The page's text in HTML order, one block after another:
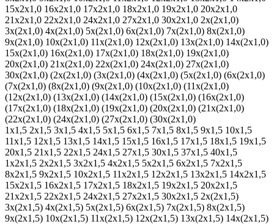
15х2х1,0 16х2х1,0 17х2х1,0 18х2х1,0 19х2х1,0 20х2х1,0
21х2х1,0 22х2х1,0 24х2х1,0 27х2х1,0 30х2х1,0 2х(2х1,0)
3х(2х1,0) 4х(2х1,0) 5х(2х1,0) 6х(2х1,0) 7х(2х1,0) 8х(2х1,0)
9х(2х1,0) 10х(2х1,0) 11х(2х1,0) 12х(2х1,0) 13х(2х1,0) 14х(2х1,0)
15х(2х1,0) 16х(2х1,0) 17х(2х1,0) 18х(2х1,0) 19х(2х1,0)
20х(2х1,0) 21х(2х1,0) 22х(2х1,0) 24х(2х1,0) 27х(2х1,0)
30х(2х1,0) (2х(2х1,0) (3х(2х1,0) (4х(2х1,0) (5х(2х1,0) (6х(2х1,0)
(7х(2х1,0) (8х(2х1,0) (9х(2х1,0) (10х(2х1,0) (11х(2х1,0)
(12х(2х1,0) (13х(2х1,0) (14х(2х1,0) (15х(2х1,0) (16х(2х1,0)
(17х(2х1,0) (18х(2х1,0) (19х(2х1,0) (20х(2х1,0) (21х(2х1,0)
(22х(2х1,0) (24х(2х1,0) (27х(2х1,0) (30х(2х1,0)
1х1,5 2х1,5 3х1,5 4х1,5 5х1,5 6х1,5 7х1,5 8х1,5 9х1,5 10х1,5
11х1,5 12х1,5 13х1,5 14х1,5 15х1,5 16х1,5 17х1,5 18х1,5 19х1,5
20х1,5 21х1,5 22х1,5 24х1,5 27х1,5 30х1,5 37х1,5 40х1,5
1х2х1,5 2х2х1,5 3х2х1,5 4х2х1,5 5х2х1,5 6х2х1,5 7х2х1,5
8х2х1,5 9х2х1,5 10х2х1,5 11х2х1,5 12х2х1,5 13х2х1,5 14х2х1,5
15х2х1,5 16х2х1,5 17х2х1,5 18х2х1,5 19х2х1,5 20х2х1,5
21х2х1,5 22х2х1,5 24х2х1,5 27х2х1,5 30х2х1,5 2х(2х1,5)
3х(2х1,5) 4х(2х1,5) 5х(2х1,5) 6х(2х1,5) 7х(2х1,5) 8х(2х1,5)
9х(2х1,5) 10х(2х1,5) 11х(2х1,5) 12х(2х1,5) 13х(2х1,5) 14х(2х1,5)